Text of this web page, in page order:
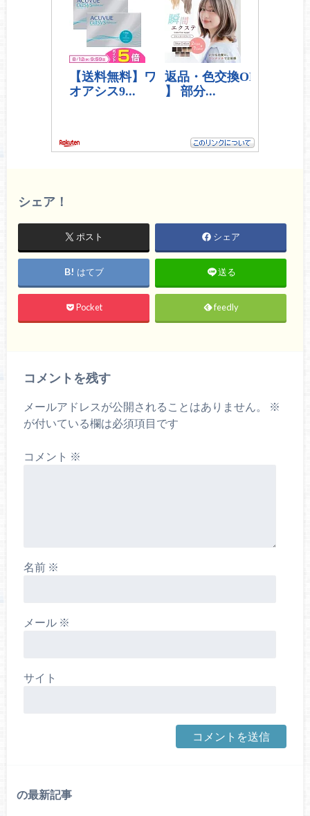
シェア！
ポスト シェア
はてブ 送る
Pocket feedly
コメントを残す
メールアドレスが公開されることはありません。
※
が付いている欄は必須項目です
コメント ※
名前 ※
メール ※
サイト
の最新記事